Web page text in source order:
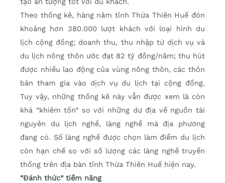
Theo thống kê, hàng năm tỉnh Thừa Thiên Huế đón
khoảng hơn 380.000 lượt khách với loại hình du
lịch cộng đồng; doanh thu, thu nhập từ dịch vụ và
du lịch nông thôn ước đạt 82 tỷ đồng/năm; thu hút
được nhiều lao động của vùng nông thôn, các thôn
bản tham gia vào dịch vụ du lịch tại cộng đồng.
Tuy vậy, những thống kê này vẫn được xem là còn
khá “khiêm tốn” so với những dư địa về nguồn tài
nguyên du lịch nghề, làng nghề mà địa phương
đang có. Số làng nghề được chọn làm điểm du lịch
còn hạn chế so với số lượng các làng nghề truyền
thống trên địa bàn tỉnh Thừa Thiên Huế hiện nay.
“Đánh thức” tiềm năng